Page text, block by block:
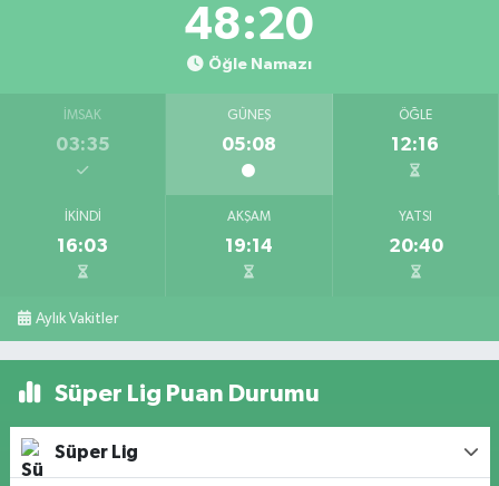
48:19
Öğle Namazı
İMSAK
03:35
GÜNEŞ
05:08
ÖĞLE
12:16
İKINDI
16:03
AKŞAM
19:14
YATSI
20:40
Aylık Vakitler
Süper Lig Puan Durumu
Süper Lig